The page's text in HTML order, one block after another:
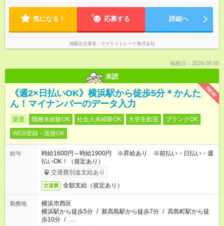
気になる！ 応募する 詳細へ
掲載元企業名 テイケイトレード株式会社
掲載日：2026.08.08
未読
NEW
《週2×日払いOK》横浜駅から徒歩5分＊かんた
ん！マイナンバーのデータ入力
派遣 職種未経験OK 社会人未経験OK 大学生歓迎
ブランクOK
WEB登録・面接OK
給与
時給1600円～時給1900円 ※昇給あり ※前払い・日払い・週
払いOK！（規定あり）
交通費別途支給あり
交通費 全額支給（規定あり）
勤務地
横浜市西区
横浜駅から徒歩5分 / 新高島駅から徒歩7分 / 高島町駅から徒
歩10分 / …